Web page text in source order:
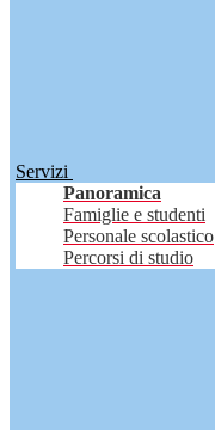
Servizi
Panoramica
Famiglie e studenti
Personale scolastico
Percorsi di studio